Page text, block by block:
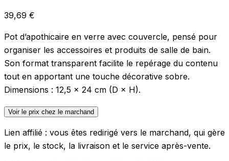
39,69 €
Pot d’apothicaire en verre avec couvercle, pensé pour
organiser les accessoires et produits de salle de bain.
Son format transparent facilite le repérage du contenu
tout en apportant une touche décorative sobre.
Dimensions : 12,5 × 24 cm (D × H).
Voir le prix chez le marchand
Lien affilié : vous êtes redirigé vers le marchand, qui gère
le prix, le stock, la livraison et le service après-vente.